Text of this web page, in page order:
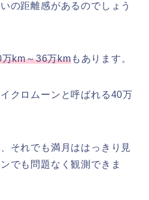
の距離感があるのでしょう
km～36万kmもあります。
クロムーンと呼ばれる40万
それでも満月ははっきり見
でも問題なく観測できま